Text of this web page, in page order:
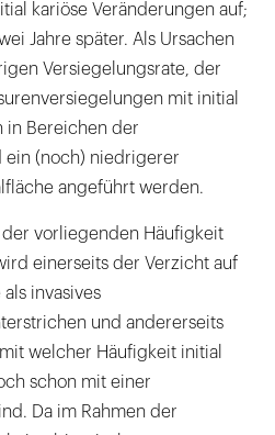
kariöse Veränderungen auf;
Jahre später. Als Ursachen
Versiegelungsrate, der
mit initial
in Bereichen der
ein (noch) niedrigerer
angeführt werden.
vorliegenden Häufigkeit
einerseits der Verzicht auf
invasives
und andererseits
welcher Häufigkeit initial
schon mit einer
Da im Rahmen der